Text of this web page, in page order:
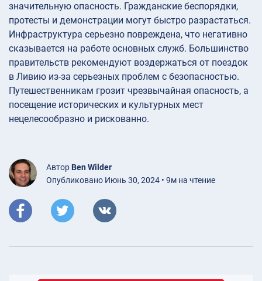
значительную опасность. Гражданские беспорядки,
протесты и демонстрации могут быстро разрастаться.
Инфраструктура серьезно повреждена, что негативно
сказывается на работе основных служб. Большинство
правительств рекомендуют воздержаться от поездок
в Ливию из-за серьезных проблем с безопасностью.
Путешественникам грозит чрезвычайная опасность, а
посещение исторических и культурных мест
нецелесообразно и рискованно.
Автор Ben Wilder
Опубликовано Июнь 30, 2024 • 9м на чтение